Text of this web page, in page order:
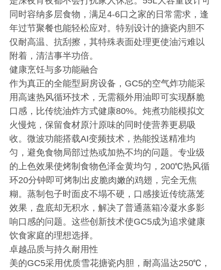
同时容纳多层食物，满足4-6口之家的日常需求，逢
年过节聚餐也能轻松应对。特别设计的搪瓷内胆不
仅耐高温、抗刮擦，其特殊表面处理更使油污难以
附着，清洁事半功倍。
健康烹饪与多功能融合
作为真正的全能型厨房设备，GC5的空气炸功能采
用高速热风循环技术，无需额外用油即可实现酥脆
口感，比传统油炸方式健康80%。炖煮功能模拟文
火慢炖，保留食材原汁原味的同时使营养更易吸
收。微波功能搭载AI变频技术，热能投送精准均
匀，避免食物局部过热或加热不均的问题。专业级
的上色效果使烤制食物色泽金黄均匀，200℃热风循
环20分钟即可烤制出皮脆肉嫩的鸡翅，完全无焦
糊。蒸制包子时面皮不塌不硬，口感接近传统蒸笼
效果，盘底却无积水，解决了普通蒸箱冷凝水多影
响口感的问题。这些创新技术使GC5成为追求健康
饮食家庭的理想选择。
卓越品质与持久耐用性
美的GC5采用优质雪花搪瓷内胆，耐高温达250℃，